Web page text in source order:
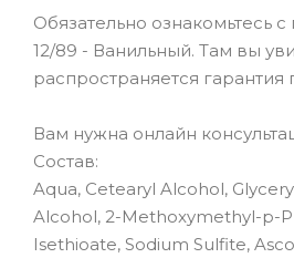
Обязательно ознакомьтесь
12/89 - Ванильный. Там вы
распространяется гарантия
Вам нужна онлайн
Состав:
Aqua, Cetearyl Alcohol,
Alcohol, 2-Methoxymethyl-p-
Isethioate, Sodium Sulfite,